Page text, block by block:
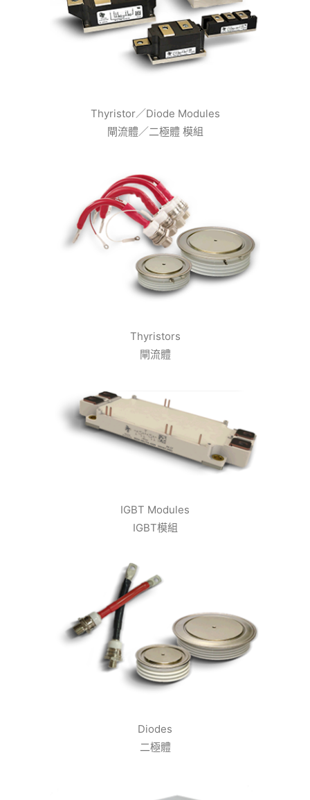
Thyristor／Diode Modules
閘流體／二極體 模組
Thyristors
閘流體
IGBT Modules
IGBT模組
Diodes
二極體